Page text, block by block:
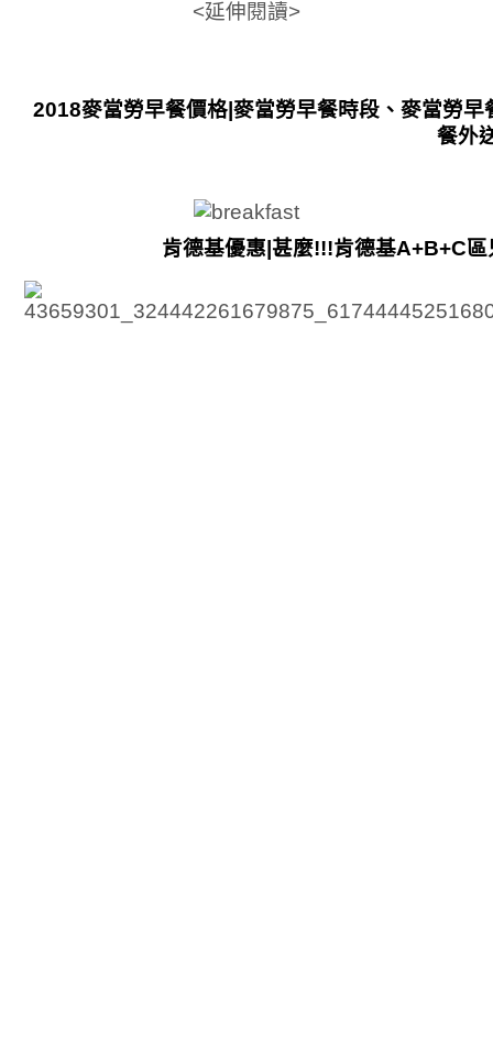
<延伸閱讀>
2018麥當勞早餐價格|麥當勞早餐時段、麥當勞
餐外
肯德基優惠|甚麼!!!肯德基A+B+C